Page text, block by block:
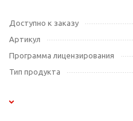
Доступно к заказу
Артикул
Программа лицензирования
Тип продукта